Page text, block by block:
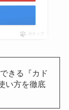
ポチップ
きる『カド
い方を徹底